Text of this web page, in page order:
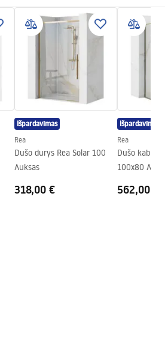
Juoda
Metalas
Prisukamas
525mm
50
mm
80mm
Leo
24 mėnesių
Išpardavimas
Rea
Dušo durys Rea Solar 100
Auksas
318,00 €
Išpardavimas
Rea
Dušo kabina
100x80
562,00 €